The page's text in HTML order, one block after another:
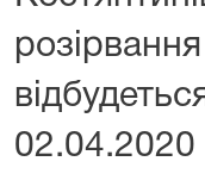
02.04.2020